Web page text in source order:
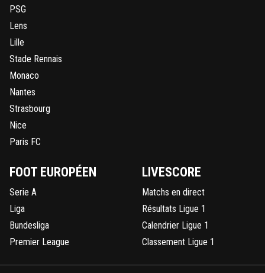
PSG
Lens
Lille
Stade Rennais
Monaco
Nantes
Strasbourg
Nice
Paris FC
FOOT EUROPÉEN
Serie A
Liga
Bundesliga
Premier League
LIVESCORE
Matchs en direct
Résultats Ligue 1
Calendrier Ligue 1
Classement Ligue 1